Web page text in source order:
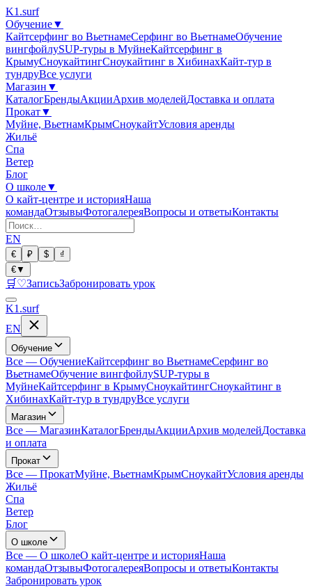
K1 .surf
Обучение▼
Кайтсерфинг во ВьетнамеСерфинг во ВьетнамеОбучение
вингфойлуSUP-туры в МуйнеКайтсерфинг в
КрымуСноукайтингСноукайтинг в ХибинахКайт-тур в
тундруВсе услуги
Магазин ▼
КаталогБрендыАкцииАрхив моделейДоставка и оплата
Прокат▼
Муйне, ВьетнамКрымСноукайтУсловия аренды
Жильё
Спа
Ветер
Блог
О школе▼
О кайт-центре и историяНаша
командаОтзывыФотогалереяВопросы и ответыКонтакты
EN
€ ₽ $
₫
€▼
🛒 ♡ЗаписьЗабронировать урок
K1 .surf
EN
Обучение
Все — ОбучениеКайтсерфинг во ВьетнамеСерфинг во
ВьетнамеОбучение вингфойлуSUP-туры в
МуйнеКайтсерфинг в КрымуСноукайтингСноукайтинг в
ХибинахКайт-тур в тундруВсе услуги
Магазин
Все — МагазинКаталогБрендыАкцииАрхив моделейДоставка
и оплата
Прокат
Все — ПрокатМуйне, ВьетнамКрымСноукайтУсловия аренды
Жильё
Спа
Ветер
Блог
О школе
Все — О школеО кайт-центре и историяНаша
командаОтзывыФотогалереяВопросы и ответыКонтакты
Забронировать урок